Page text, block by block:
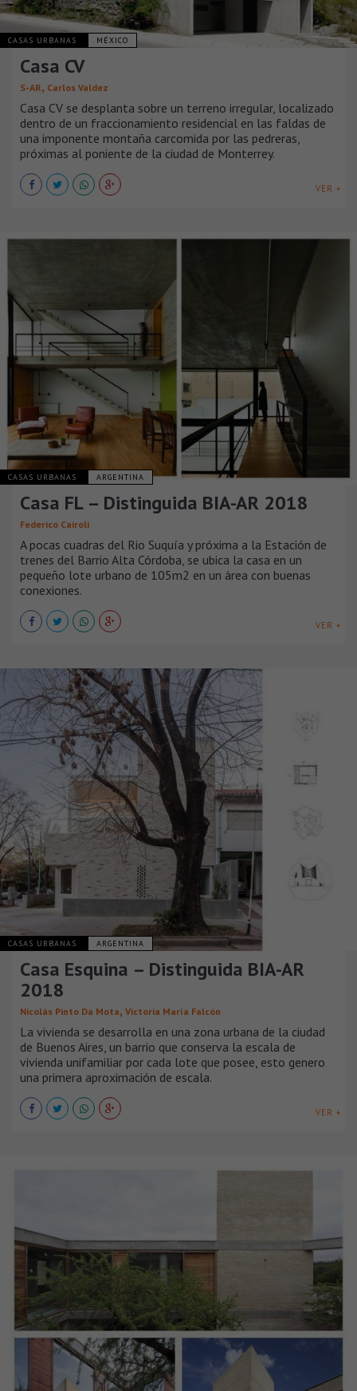
CASAS URBANAS MÉXICO
Casa CV
S-AR, Carlos Valdez
Casa CV se desplanta sobre un terreno irregular, localizado
dentro de un fraccionamiento residencial en las faldas de
una imponente montaña carcomida por las pedreras,
próximas al poniente de la ciudad de Monterrey.
VER +
CASAS URBANAS ARGENTINA
Casa FL – Distinguida BIA-AR 2018
Federico Cairoli
A pocas cuadras del Rio Suquía y próxima a la Estación de
trenes del Barrio Alta Córdoba, se ubica la casa en un
pequeño lote urbano de 105m2 en un área con buenas
conexiones.
VER +
CASAS URBANAS ARGENTINA
Casa Esquina – Distinguida BIA-AR
2018
Nicolás Pinto Da Mota, Victoria María Falcón
La vivienda se desarrolla en una zona urbana de la ciudad
de Buenos Aires, un barrio que conserva la escala de
vivienda unifamiliar por cada lote que posee, esto genero
una primera aproximación de escala.
VER +